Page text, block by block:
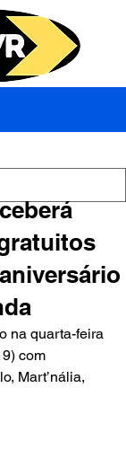
na quarta-feira
com
Mart’nália,